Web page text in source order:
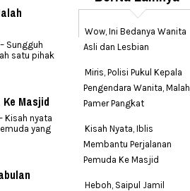
Sungguh
satu pihak
Masjid
Kisah nyata
yang
Wow, Ini Bedanya Wanita
Asli dan Lesbian
Miris, Polisi Pukul Kepala
Pengendara Wanita, Malah
Pamer Pangkat
Kisah Nyata, Iblis
Membantu Perjalanan
Pemuda Ke Masjid
Heboh, Saipul Jamil